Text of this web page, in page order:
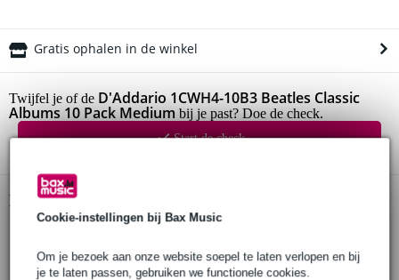
Cookie-instellingen bij Bax Music
Om je bezoek aan onze website soepel te laten verlopen en bij
je te laten passen, gebruiken we functionele cookies.
Gratis ophalen in de winkel
Twijfel je of de D'Addario 1CWH4-10B3 Beatles Classic
Albums 10 Pack Medium bij je past? Doe de check.
Start de check
Productinformatie
2 x 5 plectra